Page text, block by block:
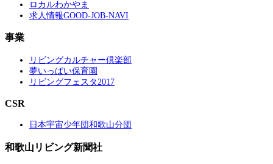
ロカルわかやま
求人情報GOOD-JOB-NAVI
事業
リビングカルチャー倶楽部
夢いっぱい保育園
リビングフェスタ2017
CSR
日本宇宙少年団和歌山分団
和歌山リビング新聞社